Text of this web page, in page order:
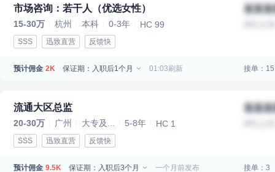
市场咨询：若干人（优选女性）
15-30万 杭州 本科 0-3年 HC 99
SSS 迅致直营 反馈快
某某
预计佣金 2K 保证期：入职后1个月 01:03刷新 接单：15
流通大区总监
20-30万 广州 大专及... 5-8年 HC 1
SSS 迅致直营 反馈快
某某
预计佣金 9.5K 保证期：入职后3个月 一个月前发布 接单：3